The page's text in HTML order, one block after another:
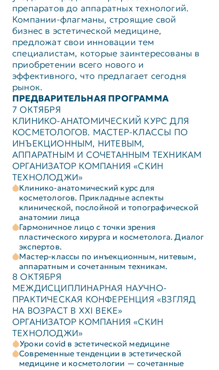
препаратов до аппаратных технологий.
Компании-флагманы, строящие свой
бизнес в эстетической медицине,
предложат свои инновации тем
специалистам, которые заинтересованы в
приобретении всего нового и
эффективного, что предлагает сегодня
рынок.
ПРЕДВАРИТЕЛЬНАЯ ПРОГРАММА
7 ОКТЯБРЯ
КЛИНИКО-АНАТОМИЧЕСКИЙ КУРС ДЛЯ
КОСМЕТОЛОГОВ. МАСТЕР-КЛАССЫ ПО
ИНЪЕКЦИОННЫМ, НИТЕВЫМ,
АППАРАТНЫМ И СОЧЕТАННЫМ ТЕХНИКАМ
ОРГАНИЗАТОР КОМПАНИЯ «СКИН
ТЕХНОЛОДЖИ»
Клинико-анатомический курс для
косметологов. Прикладные аспекты
клинической, послойной и топографической
анатомии лица
Гармоничное лицо с точки зрения
пластического хирурга и косметолога. Диалог
экспертов.
Мастер-классы по инъекционным, нитевым,
аппаратным и сочетанным техникам.
8 ОКТЯБРЯ
МЕЖДИСЦИПЛИНАРНАЯ НАУЧНО-
ПРАКТИЧЕСКАЯ КОНФЕРЕНЦИЯ «ВЗГЛЯД
НА ВОЗРАСТ В XXI ВЕКЕ»
ОРГАНИЗАТОР КОМПАНИЯ «СКИН
ТЕХНОЛОДЖИ»
Уроки covid в эстетической медицине
Современные тенденции в эстетической
медицине и косметологии — сочетанные